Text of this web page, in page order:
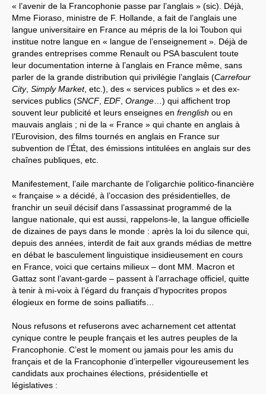
« l’avenir de la Francophonie passe par l’anglais » (sic). Déjà,
Mme Fioraso, ministre de F. Hollande, a fait de l’anglais une
langue universitaire en France au mépris de la loi Toubon qui
institue notre langue en « langue de l’enseignement ». Déjà de
grandes entreprises comme Renault ou PSA basculent toute
leur documentation interne à l’anglais en France même, sans
parler de la grande distribution qui privilégie l’anglais (Carrefour
City, Simply Market, etc.), des « services publics » et des ex-
services publics (SNCF, EDF, Orange …) qui affichent trop
souvent leur publicité et leurs enseignes en frenglish ou en
mauvais anglais ; ni de la « France » qui chante en anglais à
l’Eurovision, des films tournés en anglais en France sur
subvention de l’État, des émissions intitulées en anglais sur des
chaînes publiques, etc.
Manifestement, l’aile marchante de l’oligarchie politico-financière
« française » a décidé, à l’occasion des présidentielles, de
franchir un seuil décisif dans l’assassinat programmé de la
langue nationale, qui est aussi, rappelons-le, la langue officielle
de dizaines de pays dans le monde : après la loi du silence qui,
depuis des années, interdit de fait aux grands médias de mettre
en débat le basculement linguistique insidieusement en cours
en France, voici que certains milieux – dont MM. Macron et
Gattaz sont l’avant-garde – passent à l’arrachage officiel, quitte
à tenir à mi-voix à l’égard du français d’hypocrites propos
élogieux en forme de soins palliatifs…
Nous refusons et refuserons avec acharnement cet attentat
cynique contre le peuple français et les autres peuples de la
Francophonie. C’est le moment ou jamais pour les amis du
français et de la Francophonie d’interpeller vigoureusement les
candidats aux prochaines élections, présidentielle et
législatives :